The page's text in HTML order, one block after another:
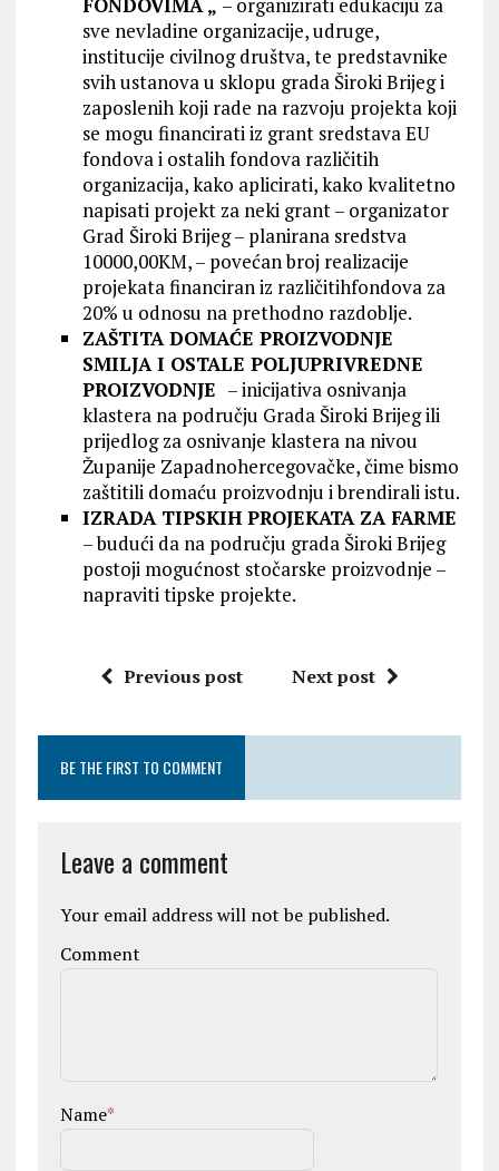
FONDOVIMA „ – organizirati edukaciju za
sve nevladine organizacije, udruge,
institucije civilnog društva, te predstavnike
svih ustanova u sklopu grada Široki Brijeg i
zaposlenih koji rade na razvoju projekta koji
se mogu financirati iz grant sredstava EU
fondova i ostalih fondova različitih
organizacija, kako aplicirati, kako kvalitetno
napisati projekt za neki grant – organizator
Grad Široki Brijeg – planirana sredstva
10000,00KM, – povećan broj realizacije
projekata financiran iz različitihfondova za
20% u odnosu na prethodno razdoblje.
ZAŠTITA DOMAĆE PROIZVODNJE
SMILJA I OSTALE POLJUPRIVREDNE
PROIZVODNJE – inicijativa osnivanja
klastera na području Grada Široki Brijeg ili
prijedlog za osnivanje klastera na nivou
Županije Zapadnohercegovačke, čime bismo
zaštitili domaću proizvodnju i brendirali istu.
IZRADA TIPSKIH PROJEKATA ZA FARME
– budući da na području grada Široki Brijeg
postoji mogućnost stočarske proizvodnje –
napraviti tipske projekte.
Previous post Next post
BE THE FIRST TO COMMENT
Leave a comment
Your email address will not be published.
Comment
Name*